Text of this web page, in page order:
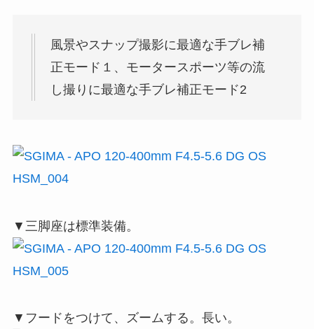
風景やスナップ撮影に最適な手ブレ補
正モード１、モータースポーツ等の流
し撮りに最適な手ブレ補正モード2
▼三脚座は標準装備。
▼フードをつけて、ズームする。長い。